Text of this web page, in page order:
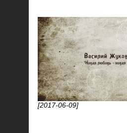
[2017-06-09]